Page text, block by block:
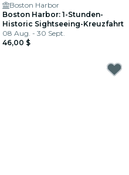
Boston Harbor
Boston Harbor: 1-Stunden-
Historic Sightseeing-Kreuzfahrt
08 Aug. - 30 Sept.
46,00 $